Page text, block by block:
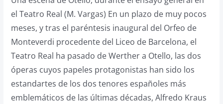
el Teatro Real (M. Vargas) En un plazo de muy pocos
meses, y tras el paréntesis inaugural del Orfeo de
Monteverdi procedente del Liceo de Barcelona, el
Teatro Real ha pasado de Werther a Otello, las dos
óperas cuyos papeles protagonistas han sido los
estandartes de los dos tenores españoles más
emblemáticos de las últimas décadas, Alfredo Kraus